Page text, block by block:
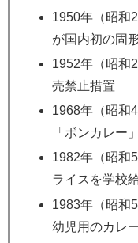
1950年（昭和
が国内初の固
1952年（昭和
売禁止措置
1968年（昭和
「ボンカレー
1982年（昭和
ライスを学校
1983年（昭
幼児用のカレ